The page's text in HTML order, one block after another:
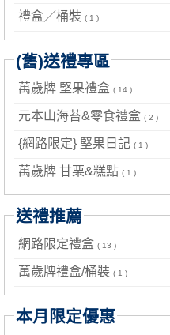
禮盒／桶裝 ( 1 )
(舊)送禮專區
萬歲牌 堅果禮盒 ( 14 )
元本山海苔&零食禮盒 ( 2 )
{網路限定} 堅果日記 ( 1 )
萬歲牌 甘栗&糕點 ( 1 )
送禮推薦
網路限定禮盒 ( 13 )
萬歲牌禮盒/桶裝 ( 1 )
本月限定優惠